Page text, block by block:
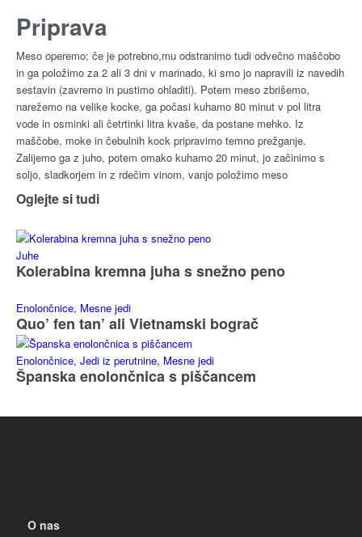
Priprava
Meso operemo; če je potrebno,mu odstranimo tudi odvečno maščobo
in ga položimo za 2 ali 3 dni v marinado, ki smo jo napravili iz navedih
sestavin (zavremo in pustimo ohladiti). Potem meso zbrišemo,
narežemo na velike kocke, ga počasi kuhamo 80 minut v pol litra
vode in osminki ali četrtinki litra kvaše, da postane mehko. Iz
maščobe, moke in čebulnih kock pripravimo temno prežganje.
Zalijemo ga z juho, potem omako kuhamo 20 minut, jo začinimo s
soljo, sladkorjem in z rdečim vinom, vanjo položimo meso
Oglejte si tudi
Juhe
Kolerabina kremna juha s snežno peno
Enolončnice, Mesne jedi
Quo’ fen tan’ ali Vietnamski bograč
Enolončnice, Jedi iz perutnine, Mesne jedi
Španska enolončnica s piščancem
O nas